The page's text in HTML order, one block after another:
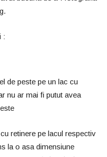
:
de peste pe un lac cu
nu ar mai fi putut avea
retinere pe lacul respectiv
la o asa dimensiune